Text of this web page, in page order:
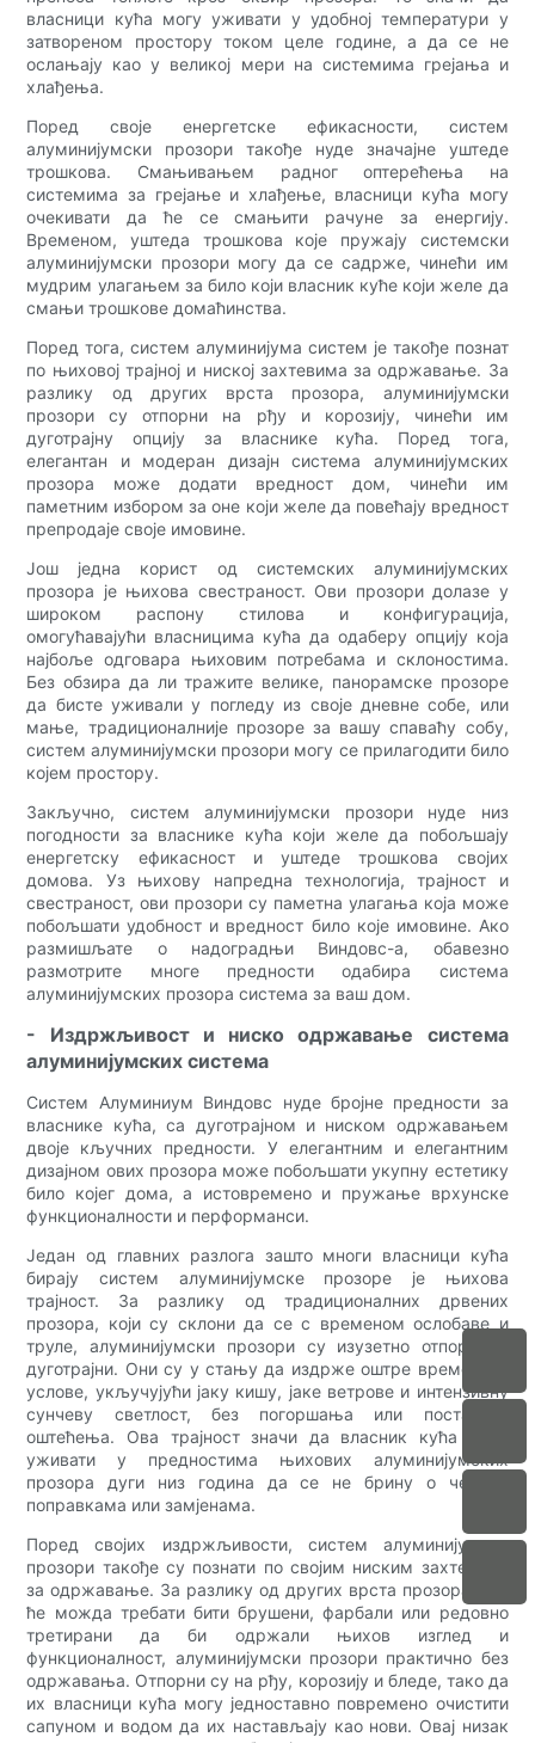
власници кућа могу уживати у удобној температури у
затвореном простору током целе године, а да се не
ослањају као у великој мери на системима грејања и
хлађења.
Поред своје енергетске ефикасности, систем
алуминијумски прозори такође нуде значајне уштеде
трошкова. Смањивањем радног оптерећења на
системима за грејање и хлађење, власници кућа могу
очекивати да ће се смањити рачуне за енергију.
Временом, уштеда трошкова које пружају системски
алуминијумски прозори могу да се садрже, чинећи им
мудрим улагањем за било који власник куће који желе да
смањи трошкове домаћинства.
Поред тога, систем алуминијума систем је такође познат
по њиховој трајној и ниској захтевима за одржавање. За
разлику од других врста прозора, алуминијумски
прозори су отпорни на рђу и корозију, чинећи им
дуготрајну опцију за власнике кућа. Поред тога,
елегантан и модеран дизајн система алуминијумских
прозора може додати вредност дом, чинећи им
паметним избором за оне који желе да повећају вредност
препродаје своје имовине.
Још једна корист од системских алуминијумских
прозора је њихова свестраност. Ови прозори долазе у
широком распону стилова и конфигурација,
омогућавајући власницима кућа да одаберу опцију која
најбоље одговара њиховим потребама и склоностима.
Без обзира да ли тражите велике, панорамске прозоре
да бисте уживали у погледу из своје дневне собе, или
мање, традиционалније прозоре за вашу спаваћу собу,
систем алуминијумски прозори могу се прилагодити било
којем простору.
Закључно, систем алуминијумски прозори нуде низ
погодности за власнике кућа који желе да побољшају
енергетску ефикасност и уштеде трошкова својих
домова. Уз њихову напредна технологија, трајност и
свестраност, ови прозори су паметна улагања која може
побољшати удобност и вредност било које имовине. Ако
размишљате о надоградњи Виндовс-а, обавезно
размотрите многе предности одабира система
алуминијумских прозора система за ваш дом.
- Издржљивост и ниско одржавање система
алуминијумских система
Систем Алуминиум Виндовс нуде бројне предности за
власнике кућа, са дуготрајном и ниском одржавањем
двоје кључних предности. У елегантним и елегантним
дизајном ових прозора може побољшати укупну естетику
било којег дома, а истовремено и пружање врхунске
функционалности и перформанси.
Један од главних разлога зашто многи власници кућа
бирају систем алуминијумске прозоре је њихова
трајност. За разлику од традиционалних дрвених
прозора, који су склони да се с временом ослобаве и
труле, алуминијумски прозори су изузетно отпорни и
дуготрајни. Они су у стању да издрже оштре временске
услове, укључујући јаку кишу, јаке ветрове и интензивну
сунчеву светлост, без погоршања или постајања
оштећења. Ова трајност значи да власник кућа могу
уживати у предностима њихових алуминијумских
прозора дуги низ година да се не брину о честим
поправкама или замјенама.
Поред својих издржљивости, систем алуминијумски
прозори такође су познати по својим ниским захтевима
за одржавање. За разлику од других врста прозора који
ће можда требати бити брушени, фарбали или редовно
третирани да би одржали њихов изглед и
функционалност, алуминијумски прозори практично без
одржавања. Отпорни су на рђу, корозију и бледе, тако да
их власници кућа могу једноставно повремено очистити
сапуном и водом да их настављају као нови. Овај низак